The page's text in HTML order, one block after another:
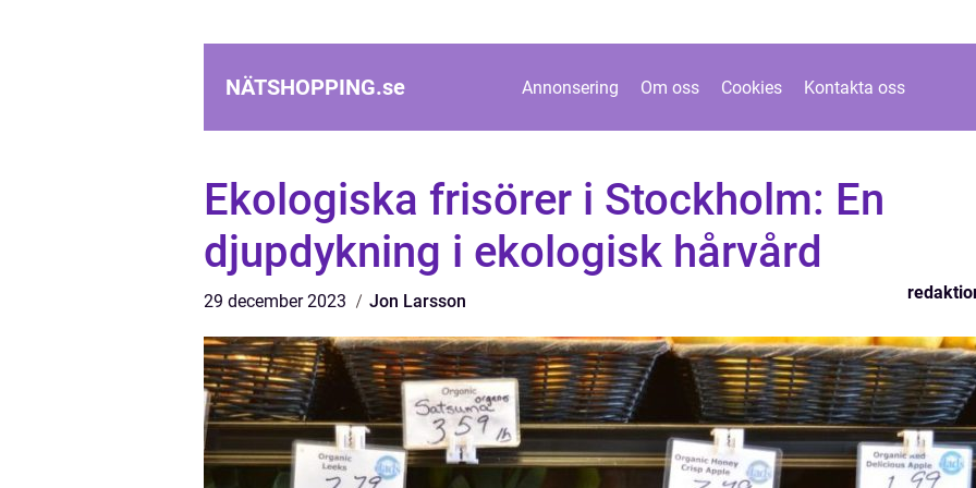
NÄTSHOPPING.se Annonsering Om oss Cookies Kontakta oss
Ekologiska frisörer i Stockholm: En
djupdykning i ekologisk hårvård
29 december 2023 Jon Larsson